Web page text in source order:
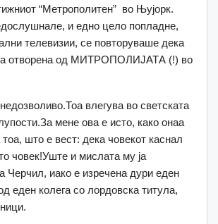
“Метрополитен” во Њујорк.
и едно цело попладне,
телевизии, се повторуваше дека
отворена од МИТРОПОЛИЈАТА (!) во
влегува во светската
мене ова е исто, како онаа
што е вест: дека човекот каснал
човек!Уште и мислата му ја
Черчил, иако е изречена дури еден
еден колега со лордовска титула,